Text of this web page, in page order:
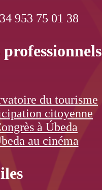
953 75 01 38
du tourisme
citoyenne
à Úbeda
au cinéma